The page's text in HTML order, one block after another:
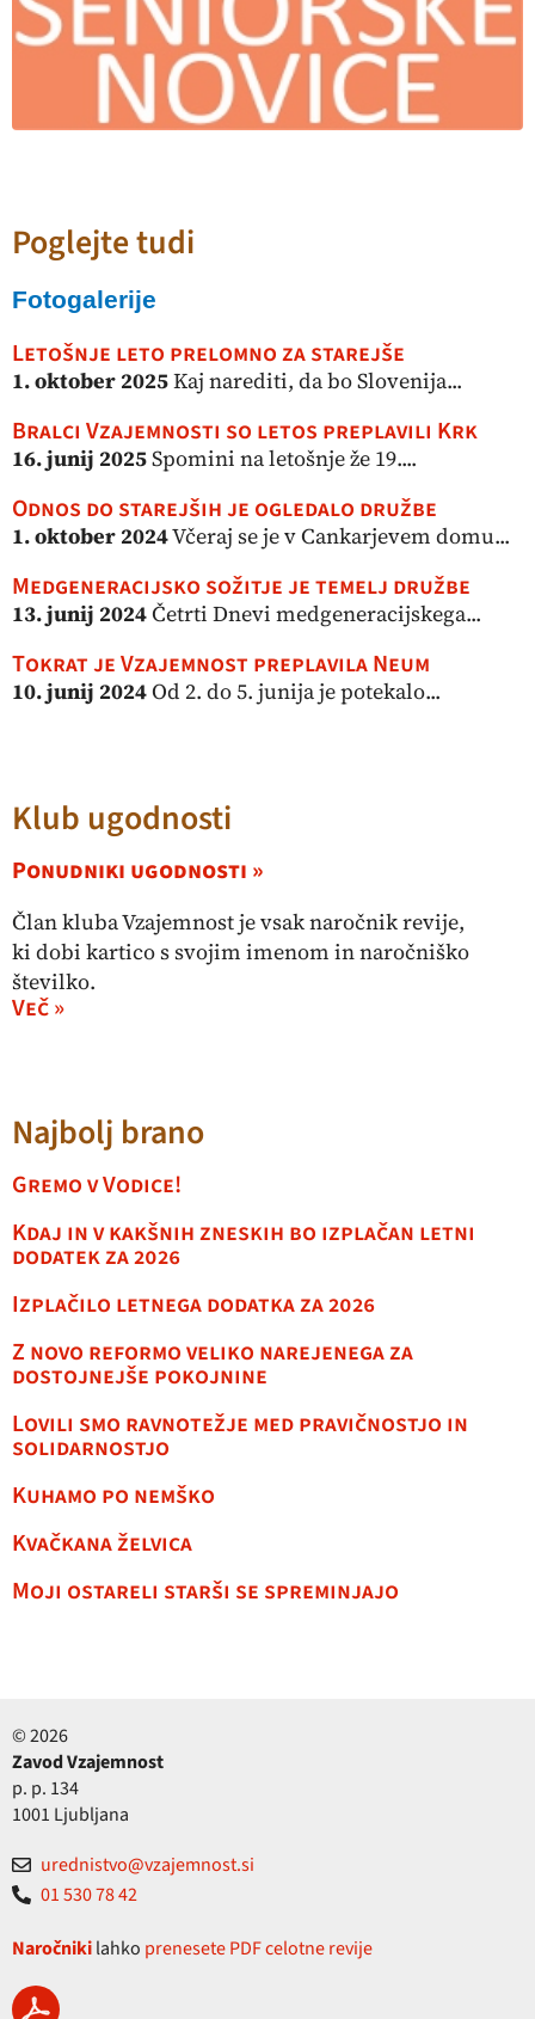
Poglejte tudi
Fotogalerije
Letošnje leto prelomno za starejše
1. oktober 2025Kaj narediti, da bo Slovenija...
Bralci Vzajemnosti so letos preplavili Krk
16. junij 2025Spomini na letošnje že 19....
Odnos do starejših je ogledalo družbe
1. oktober 2024Včeraj se je v Cankarjevem domu...
Medgeneracijsko sožitje je temelj družbe
13. junij 2024Četrti Dnevi medgeneracijskega...
Tokrat je Vzajemnost preplavila Neum
10. junij 2024Od 2. do 5. junija je potekalo...
Klub ugodnosti
Ponudniki ugodnosti »
Član kluba Vzajemnost je vsak naročnik revije,
ki dobi kartico s svojim imenom in naročniško
številko.
Več »
Najbolj brano
Gremo v Vodice!
Kdaj in v kakšnih zneskih bo izplačan letni
dodatek za 2026
Izplačilo letnega dodatka za 2026
Z novo reformo veliko narejenega za
dostojnejše pokojnine
Lovili smo ravnotežje med pravičnostjo in
solidarnostjo
Kuhamo po nemško
Kvačkana želvica
Moji ostareli starši se spreminjajo
© 2026
Zavod Vzajemnost
p. p. 134
1001 Ljubljana
urednistvo@vzajemnost.si
01 530 78 42
Naročnikilahko prenesete PDF celotne revije